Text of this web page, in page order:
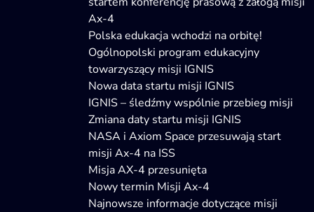
Ax-4
Polska edukacja wchodzi na orbitę!
Ogólnopolski program edukacyjny
towarzyszący misji IGNIS
Nowa data startu misji IGNIS
IGNIS – śledźmy wspólnie przebieg misji
Zmiana daty startu misji IGNIS
NASA i Axiom Space przesuwają start
misji Ax-4 na ISS
Misja AX-4 przesunięta
Nowy termin Misji Ax-4
Najnowsze informacje dotyczące misji